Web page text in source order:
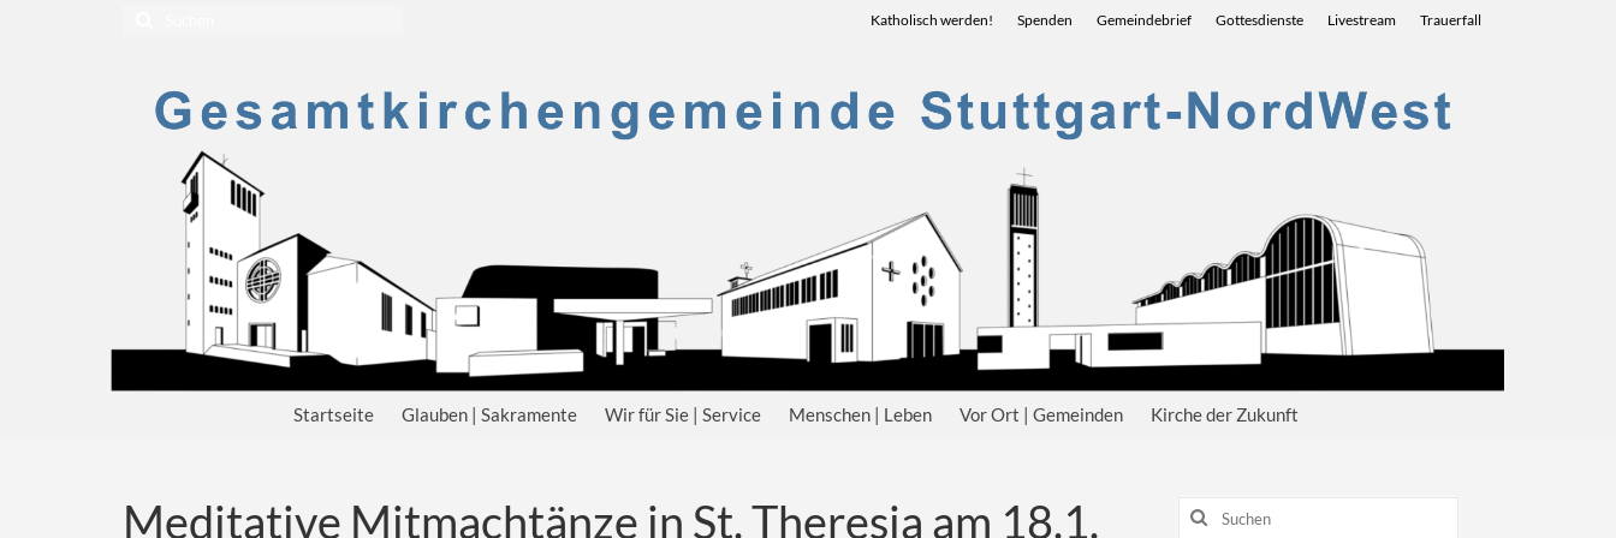
Katholisch werden! Spenden Gemeindebrief Gottesdienste Livestream Trauerfall
Startseite Glauben | Sakramente Wir für Sie | Service Menschen | Leben Vor Ort | Gemeinden Kirche der Zukunft
Meditative Mitmachtänze in St. Theresia am 18.1.
Suchen
nach: